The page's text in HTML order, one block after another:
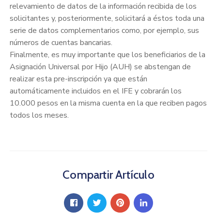
relevamiento de datos de la información recibida de los
solicitantes y, posteriormente, solicitará a éstos toda una
serie de datos complementarios como, por ejemplo, sus
números de cuentas bancarias.
Finalmente, es muy importante que los beneficiarios de la
Asignación Universal por Hijo (AUH) se abstengan de
realizar esta pre-inscripción ya que están
automáticamente incluidos en el IFE y cobrarán los
10.000 pesos en la misma cuenta en la que reciben pagos
todos los meses.
Compartir Artículo